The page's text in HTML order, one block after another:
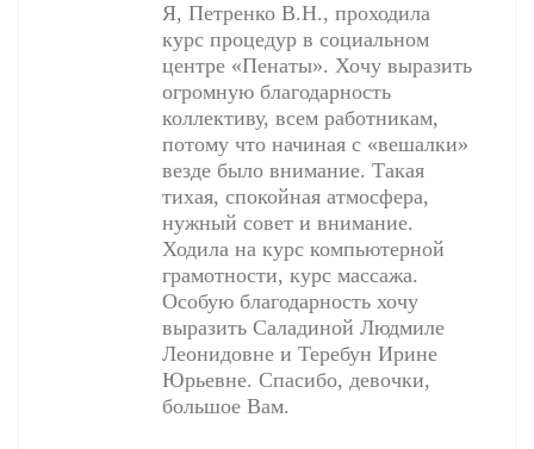
Я, Петренко В.Н., проходила
курс процедур в социальном
центре «Пенаты». Хочу выразить
огромную благодарность
коллективу, всем работникам,
потому что начиная с «вешалки»
везде было внимание. Такая
тихая, спокойная атмосфера,
нужный совет и внимание.
Ходила на курс компьютерной
грамотности, курс массажа.
Особую благодарность хочу
выразить Саладиной Людмиле
Леонидовне и Теребун Ирине
Юрьевне. Спасибо, девочки,
большое Вам.